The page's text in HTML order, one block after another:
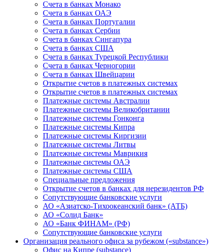
Счета в банках Монако
Счета в банках ОАЭ
Счета в банках Португалии
Счета в банках Сербии
Счета в банках Сингапура
Счета в банках США
Счета в банках Турецкой Республики
Счета в банках Черногории
Счета в банках Швейцарии
Открытие счетов в платежных системах
Открытие счетов в платежных системах
Платежные системы Австралии
Платежные системы Великобритании
Платежные системы Гонконга
Платежные системы Кипра
Платежные системы Киргизии
Платежные системы Литвы
Платежные системы Маврикия
Платежные системы ОАЭ
Платежные системы США
Специальные предложения
Открытие счетов в банках для нерезидентов РФ
Сопутствующие банковские услуги
АО «Азиатско-Тихоокеанский банк» (АТБ)
АО «Солид Банк»
АО «Банк ФИНАМ» (РФ)
Сопутствующие банковские услуги
Организация реального офиса за рубежом («substance»)
Офис на Кипре (substance)